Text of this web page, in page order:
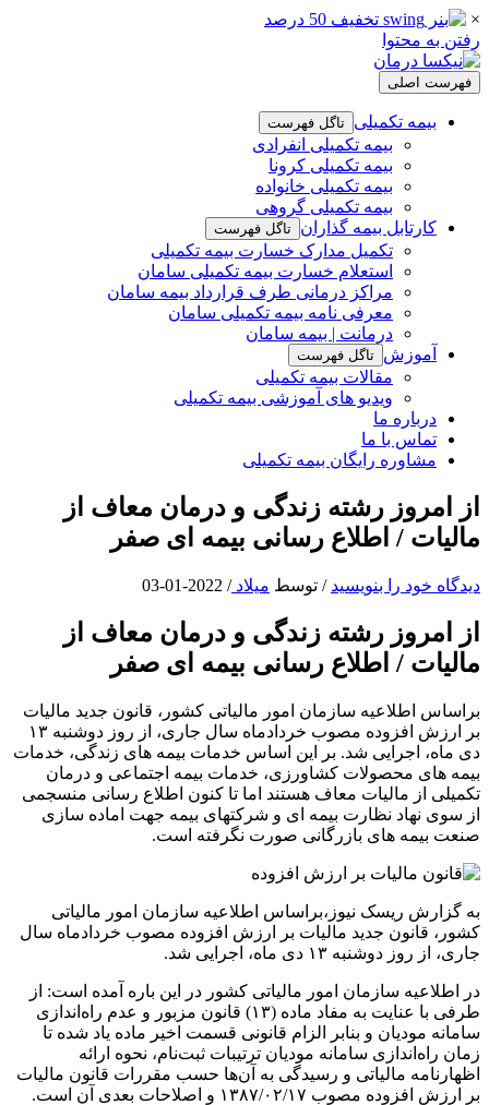
×
رفتن به محتوا
فهرست اصلی
بیمه تکمیلی تاگل فهرست
بیمه تکمیلی انفرادی
بیمه تکمیلی کرونا
بیمه تکمیلی خانواده
بیمه تکمیلی گروهی
کارتابل بیمه گذاران تاگل فهرست
تکمیل مدارک خسارت بیمه تکمیلی
استعلام خسارت بیمه تکمیلی سامان
مراکز درمانی طرف قرارداد بیمه سامان
معرفی نامه بیمه تکمیلی سامان
درمانت | بیمه سامان
آموزش تاگل فهرست
مقالات بیمه تکمیلی
ویدیو های آموزشی بیمه تکمیلی
درباره ما
تماس با ما
مشاوره رایگان بیمه تکمیلی
از امروز رشته زندگی و درمان معاف از
مالیات / اطلاع رسانی بیمه ای صفر
دیدگاه‌ خود را بنویسید / توسط میلاد/
2022-01-03
از امروز رشته زندگی و درمان معاف از
مالیات / اطلاع رسانی بیمه ای صفر
براساس اطلاعیه سازمان امور مالیاتی کشور، قانون جدید مالیات
بر ارزش افزوده مصوب خردادماه سال جاری، از روز دوشنبه ۱۳
دی ماه، اجرایی شد. بر این اساس خدمات بیمه های زندگی، خدمات
بیمه های محصولات کشاورزی، خدمات بیمه اجتماعی و درمان
تکمیلی از مالیات معاف هستند اما تا کنون اطلاع رسانی منسجمی
از سوی نهاد نظارت بیمه ای و شرکتهای بیمه جهت اماده سازی
صنعت بیمه های بازرگانی صورت نگرفته است.
به گزارش ریسک نیوز،براساس اطلاعیه سازمان امور مالیاتی
کشور، قانون جدید مالیات بر ارزش افزوده مصوب خردادماه سال
جاری، از روز دوشنبه ۱۳ دی ماه، اجرایی شد.
در اطلاعیه سازمان امور مالیاتی کشور در این باره آمده است: از
طرفی با عنایت به مفاد ماده (۱۳) قانون مزبور و عدم راه‌اندازی
سامانه مودیان و بنابر الزام قانونی قسمت اخیر ماده یاد شده تا
زمان راه‌اندازی سامانه مودیان ترتیبات ثبت‌نام، نحوه ارائه
اظهارنامه مالیاتی و رسیدگی به آن‌ها حسب مقررات قانون مالیات
بر ارزش افزوده مصوب ۱۳۸۷/۰۲/۱۷ و اصلاحات بعدی آن است.